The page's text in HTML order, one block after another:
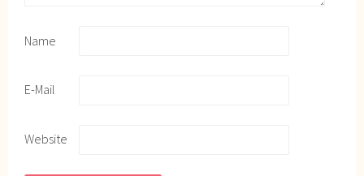
Name
E-Mail
Website